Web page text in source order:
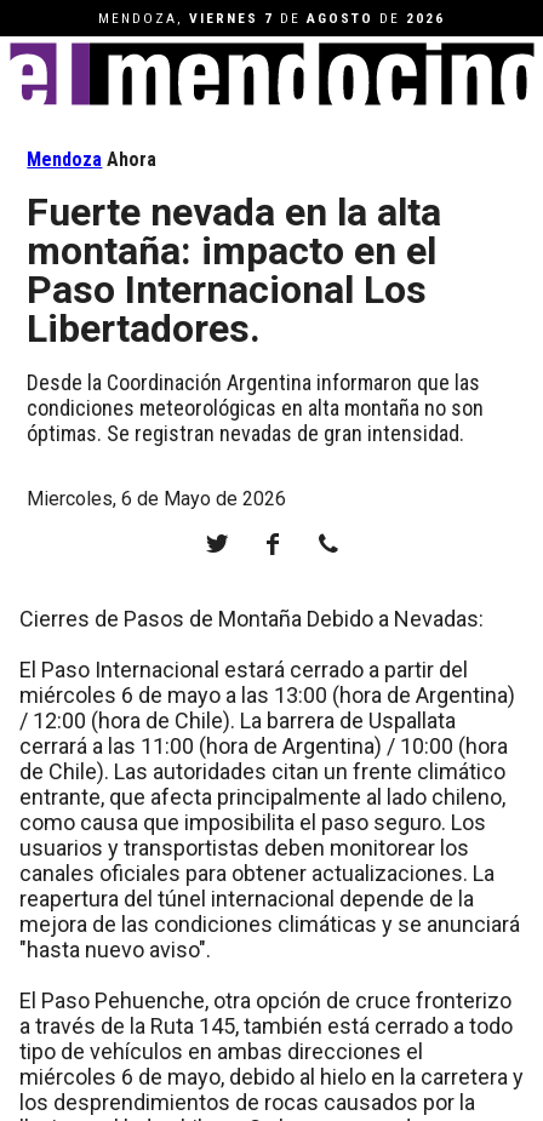
MENDOZA, VIERNES 7 DEAGOSTO DE 2026
Mendoza Ahora
Fuerte nevada en la alta
montaña: impacto en el
Paso Internacional Los
Libertadores.
Desde la Coordinación Argentina informaron que las
condiciones meteorológicas en alta montaña no son
óptimas. Se registran nevadas de gran intensidad.
Miercoles, 6 de Mayo de 2026
Cierres de Pasos de Montaña Debido a Nevadas:
El Paso Internacional estará cerrado a partir del
miércoles 6 de mayo a las 13:00 (hora de Argentina)
/ 12:00 (hora de Chile). La barrera de Uspallata
cerrará a las 11:00 (hora de Argentina) / 10:00 (hora
de Chile). Las autoridades citan un frente climático
entrante, que afecta principalmente al lado chileno,
como causa que imposibilita el paso seguro. Los
usuarios y transportistas deben monitorear los
canales oficiales para obtener actualizaciones. La
reapertura del túnel internacional depende de la
mejora de las condiciones climáticas y se anunciará
"hasta nuevo aviso".
El Paso Pehuenche, otra opción de cruce fronterizo
a través de la Ruta 145, también está cerrado a todo
tipo de vehículos en ambas direcciones el
miércoles 6 de mayo, debido al hielo en la carretera y
los desprendimientos de rocas causados por la